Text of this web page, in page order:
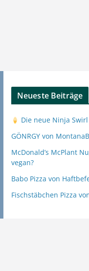
Neueste Beiträge
Die neue Ninja
GÖNRGY von
McDonald’s McPlant
vegan?
Babo Pizza von
Fischstäbchen Pizza